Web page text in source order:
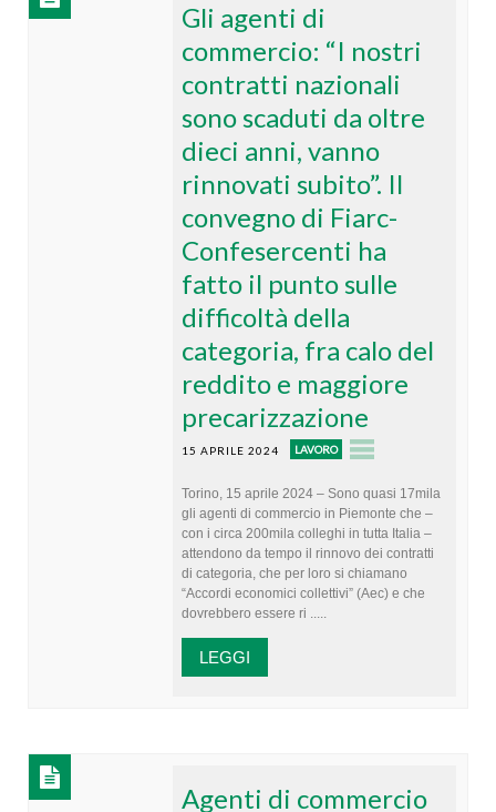
Gli agenti di
commercio: “I nostri
contratti nazionali
sono scaduti da oltre
dieci anni, vanno
rinnovati subito”. Il
convegno di Fiarc-
Confesercenti ha
fatto il punto sulle
difficoltà della
categoria, fra calo del
reddito e maggiore
precarizzazione
15 APRILE 2024 LAVORO
Torino, 15 aprile 2024 – Sono quasi 17mila
gli agenti di commercio in Piemonte che –
con i circa 200mila colleghi in tutta Italia –
attendono da tempo il rinnovo dei contratti
di categoria, che per loro si chiamano
“Accordi economici collettivi” (Aec) e che
dovrebbero essere ri .....
LEGGI
Agenti di commercio